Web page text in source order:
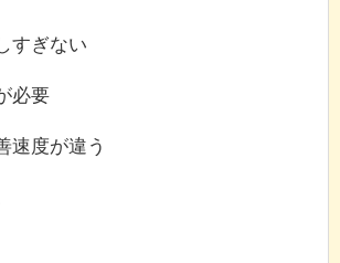
すぎない
必要
速度が違う